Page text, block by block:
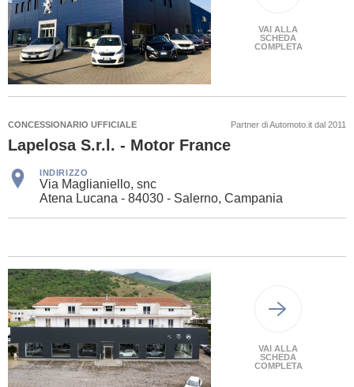
VAI ALLA
SCHEDA
COMPLETA
CONCESSIONARIO UFFICIALE Partner di Automoto.it dal 2011
Lapelosa S.r.l. - Motor France
INDIRIZZO
Via Maglianiello, snc
Atena Lucana - 84030 - Salerno, Campania
VAI ALLA
SCHEDA
COMPLETA